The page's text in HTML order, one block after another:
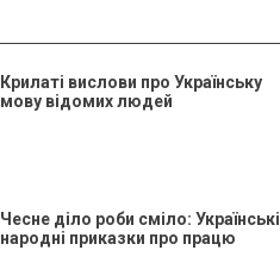
Крилаті вислови про Українську
мову відомих людей
Чесне діло роби сміло: Українські
народні приказки про працю